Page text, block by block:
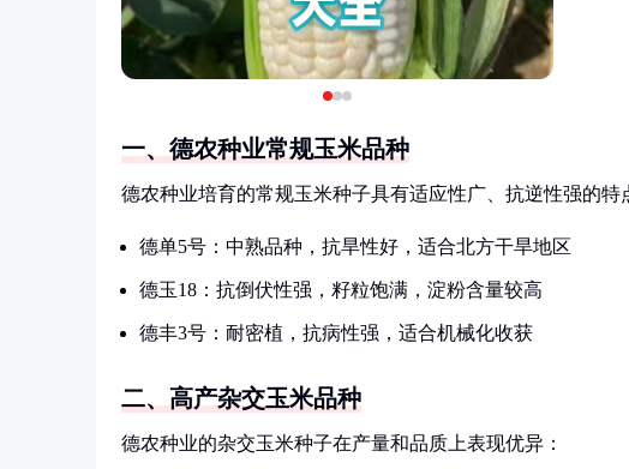
一、德农种业常规玉米品种
德农种业培育的常规玉米种子具有适应性广、抗逆性强的特
德单5号：中熟品种，抗旱性好，适合北方干旱地区
德玉18：抗倒伏性强，籽粒饱满，淀粉含量较高
德丰3号：耐密植，抗病性强，适合机械化收获
二、高产杂交玉米品种
德农种业的杂交玉米种子在产量和品质上表现优异：